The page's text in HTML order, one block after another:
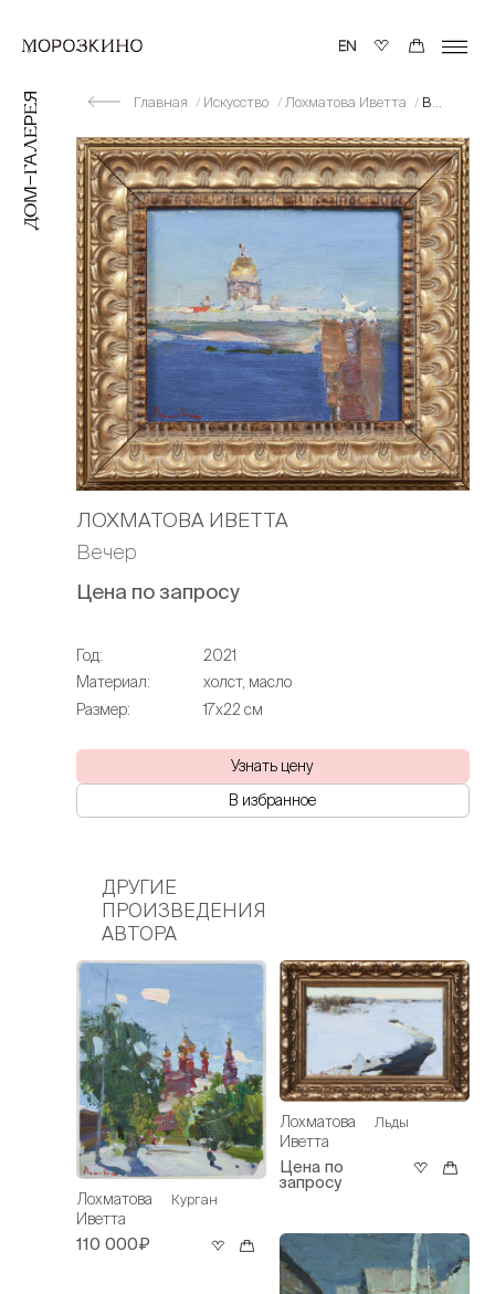
Главная Искусство Лохматова Иветта Вечер
ЛОХМАТОВА ИВЕТТА
Вечер
Цена по запросу
Год:
2021
Материал:
холст, масло
Размер:
17х22 см
Узнать цену
В избранное
ДРУГИЕ
ПРОИЗВЕДЕНИЯ
АВТОРА
Лохматова
Иветта
Курган
110 000₽
Лохматова
Иветта
Льды
Цена по
запросу